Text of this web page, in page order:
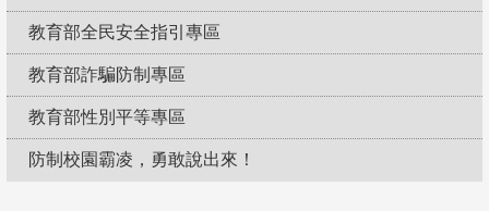
教育部全民安全指引專區
教育部詐騙防制專區
教育部性別平等專區
防制校園霸凌，勇敢說出來！